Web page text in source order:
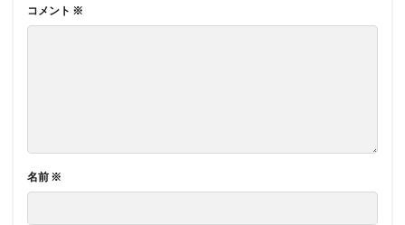
コメント ※
名前 ※